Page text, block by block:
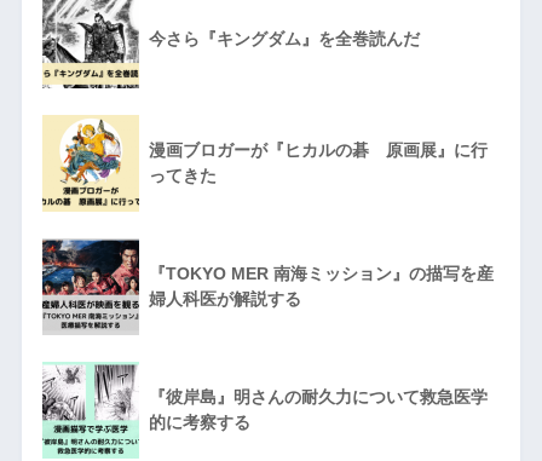
今さら『キングダム』を全巻読んだ
漫画ブロガーが『ヒカルの碁 原画展』に行
ってきた
『TOKYO MER 南海ミッション』の描写を産
婦人科医が解説する
『彼岸島』明さんの耐久力について救急医学
的に考察する